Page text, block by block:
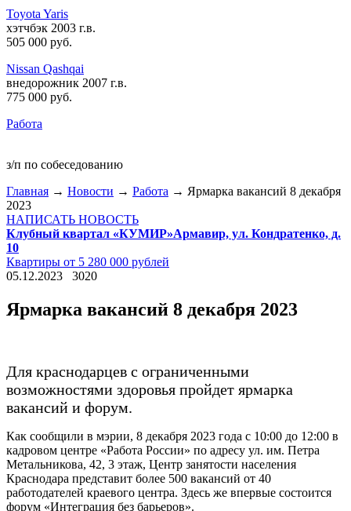
Toyota Yaris
хэтчбэк 2003 г.в.
505 000 руб.
Nissan Qashqai
внедорожник 2007 г.в.
775 000 руб.
Работа
з/п по собеседованию
Главная → Новости → Работа → Ярмарка вакансий 8 декабря
2023
НАПИСАТЬ НОВОСТЬ
Клубный квартал «КУМИР»Армавир, ул. Кондратенко, д.
10
Квартиры от 5 280 000 рублей
05.12.2023
3020
Ярмарка вакансий 8 декабря 2023
Для краснодарцев с ограниченными
возможностями здоровья пройдет ярмарка
вакансий и форум.
Как сообщили в мэрии, 8 декабря 2023 года с 10:00 до 12:00 в
кадровом центре «Работа России» по адресу ул. им. Петра
Метальникова, 42, 3 этаж, Центр занятости населения
Краснодара представит более 500 вакансий от 40
работодателей краевого центра. Здесь же впервые состоится
форум «Интеграция без барьеров».